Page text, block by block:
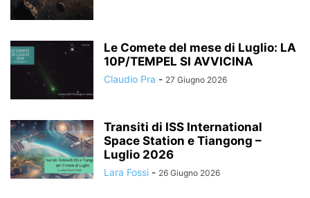
Le Comete del mese di Luglio: LA
10P/TEMPEL SI AVVICINA
Claudio Pra - 27 Giugno 2026
Transiti di ISS International
Space Station e Tiangong –
Luglio 2026
Lara Fossi - 26 Giugno 2026